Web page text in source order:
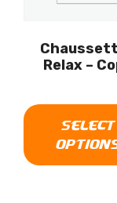
Relax –
SELECT